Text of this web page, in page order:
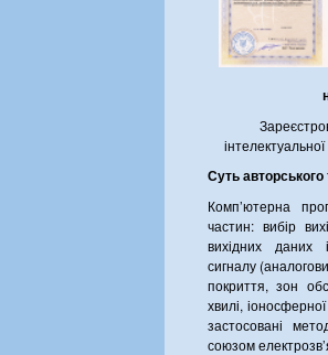
Суть авторського
Комп’ютерна
частин: вибір
вихідних даних
сигналу
покриття, зон
хвилі,
застосовані
союзом